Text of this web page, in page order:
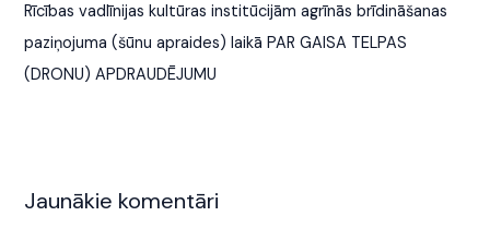
Rīcības vadlīnijas kultūras institūcijām agrīnās brīdināšanas
paziņojuma (šūnu apraides) laikā PAR GAISA TELPAS
(DRONU) APDRAUDĒJUMU
Jaunākie komentāri